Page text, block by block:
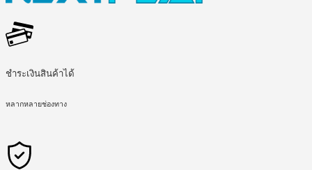
ชำระเงินสินค้าได้
หลากหลายช่องทาง